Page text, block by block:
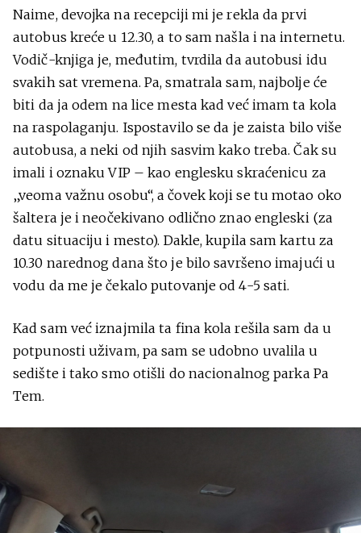
Naime, devojka na recepciji mi je rekla da prvi
autobus kreće u 12.30, a to sam našla i na internetu.
Vodič-knjiga je, međutim, tvrdila da autobusi idu
svakih sat vremena. Pa, smatrala sam, najbolje će
biti da ja odem na lice mesta kad već imam ta kola
na raspolaganju. Ispostavilo se da je zaista bilo više
autobusa, a neki od njih sasvim kako treba. Čak su
imali i oznaku VIP – kao englesku skraćenicu za
„veoma važnu osobu“, a čovek koji se tu motao oko
šaltera je i neočekivano odlično znao engleski (za
datu situaciju i mesto). Dakle, kupila sam kartu za
10.30 narednog dana što je bilo savršeno imajući u
vodu da me je čekalo putovanje od 4-5 sati.
Kad sam već iznajmila ta fina kola rešila sam da u
potpunosti uživam, pa sam se udobno uvalila u
sedište i tako smo otišli do nacionalnog parka Pa
Tem.